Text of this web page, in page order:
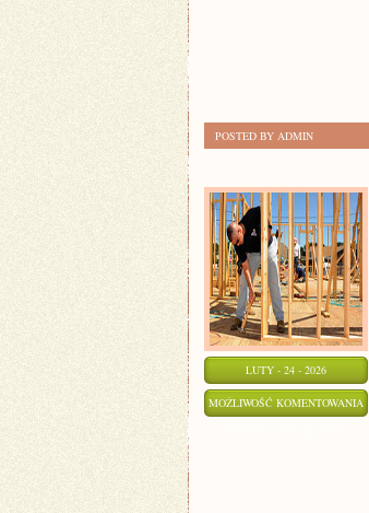
POSTED BY ADMIN
LUTY - 24 - 2026
MOŻLIWOŚĆ KOMENTOWANIA